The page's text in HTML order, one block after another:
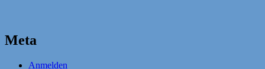
Meta
Anmelden